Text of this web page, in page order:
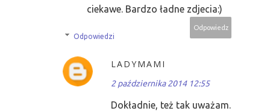
ciekawe. Bardzo ładne zdjecia:)
Odpowiedz
Odpowiedzi
LADYMAMI
2 października 2014 12:55
Dokładnie, też tak uważam.